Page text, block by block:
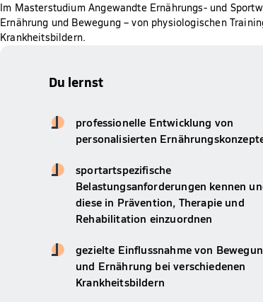
Im Masterstudium Angewandte Ernährungs- und
Ernährung und Bewegung – von physiologischen
Krankheitsbildern.
Du lernst
professionelle Entwicklung von
personalisierten
sportartspezifische
Belastungsanforderungen kennen
diese in Prävention, Therapie und
Rehabilitation einzuordnen
gezielte Einflussnahme von
und Ernährung bei verschiedenen
Krankheitsbildern